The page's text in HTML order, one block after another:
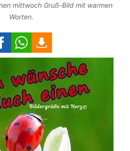
mittwoch Gruß-Bild mit warmen
Worten.